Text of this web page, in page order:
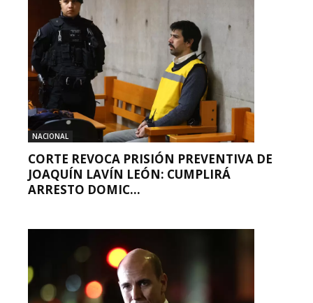
NACIONAL
CORTE REVOCA PRISIÓN PREVENTIVA DE
JOAQUÍN LAVÍN LEÓN: CUMPLIRÁ
ARRESTO DOMIC...